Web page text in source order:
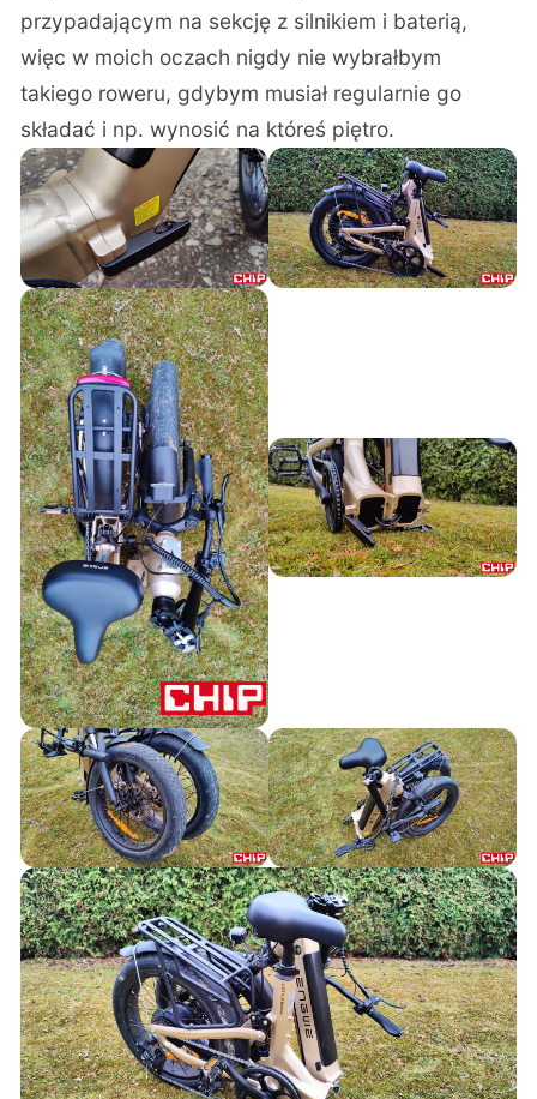
przypadającym na sekcję z silnikiem i baterią,
więc w moich oczach nigdy nie wybrałbym
takiego roweru, gdybym musiał regularnie go
składać i np. wynosić na któreś piętro.